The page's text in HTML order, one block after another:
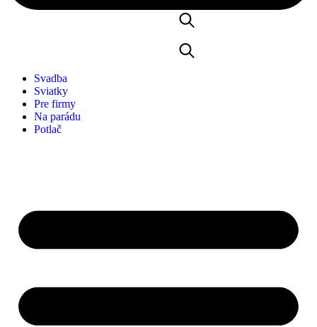
Svadba
Sviatky
Pre firmy
Na parádu
Potlač